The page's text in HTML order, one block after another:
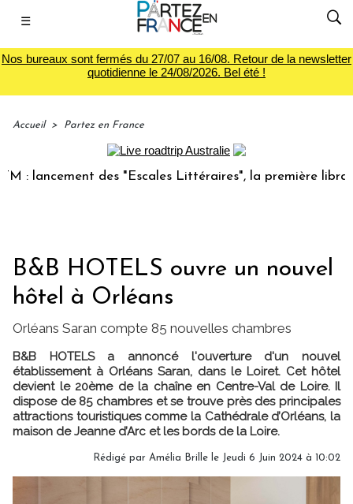
☰
Nos bureaux sont fermés du 27/07 au 16/08. Retour de la newsletter
quotidienne le 24/08/2026. Bel été !
Accueil > Partez en France
des "Escales Littéraires", la première librairie du
B&B HOTELS ouvre un nouvel
hôtel à Orléans
Orléans Saran compte 85 nouvelles chambres
B&B HOTELS a annoncé l'ouverture d'un nouvel
établissement à Orléans Saran, dans le Loiret. Cet hôtel
devient le 20ème de la chaîne en Centre-Val de Loire. Il
dispose de 85 chambres et se trouve près des principales
attractions touristiques comme la Cathédrale d’Orléans, la
maison de Jeanne d’Arc et les bords de la Loire.
Rédigé par Amélia Brille le Jeudi 6 Juin 2024 à 10:02